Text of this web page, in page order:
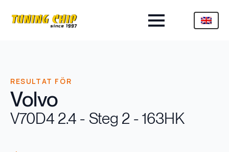
RESULTAT FÖR
Volvo
V70D4 2.4 - Steg 2 - 163HK